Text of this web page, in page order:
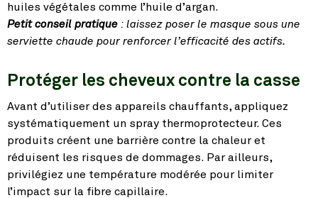
huiles végétales comme l’huile d’argan.
Petit conseil pratique : laissez poser le masque sous une
serviette chaude pour renforcer l’efficacité des actifs.
Protéger les cheveux contre la casse
Avant d’utiliser des appareils chauffants, appliquez
systématiquement un spray thermoprotecteur. Ces
produits créent une barrière contre la chaleur et
réduisent les risques de dommages. Par ailleurs,
privilégiez une température modérée pour limiter
l’impact sur la fibre capillaire.